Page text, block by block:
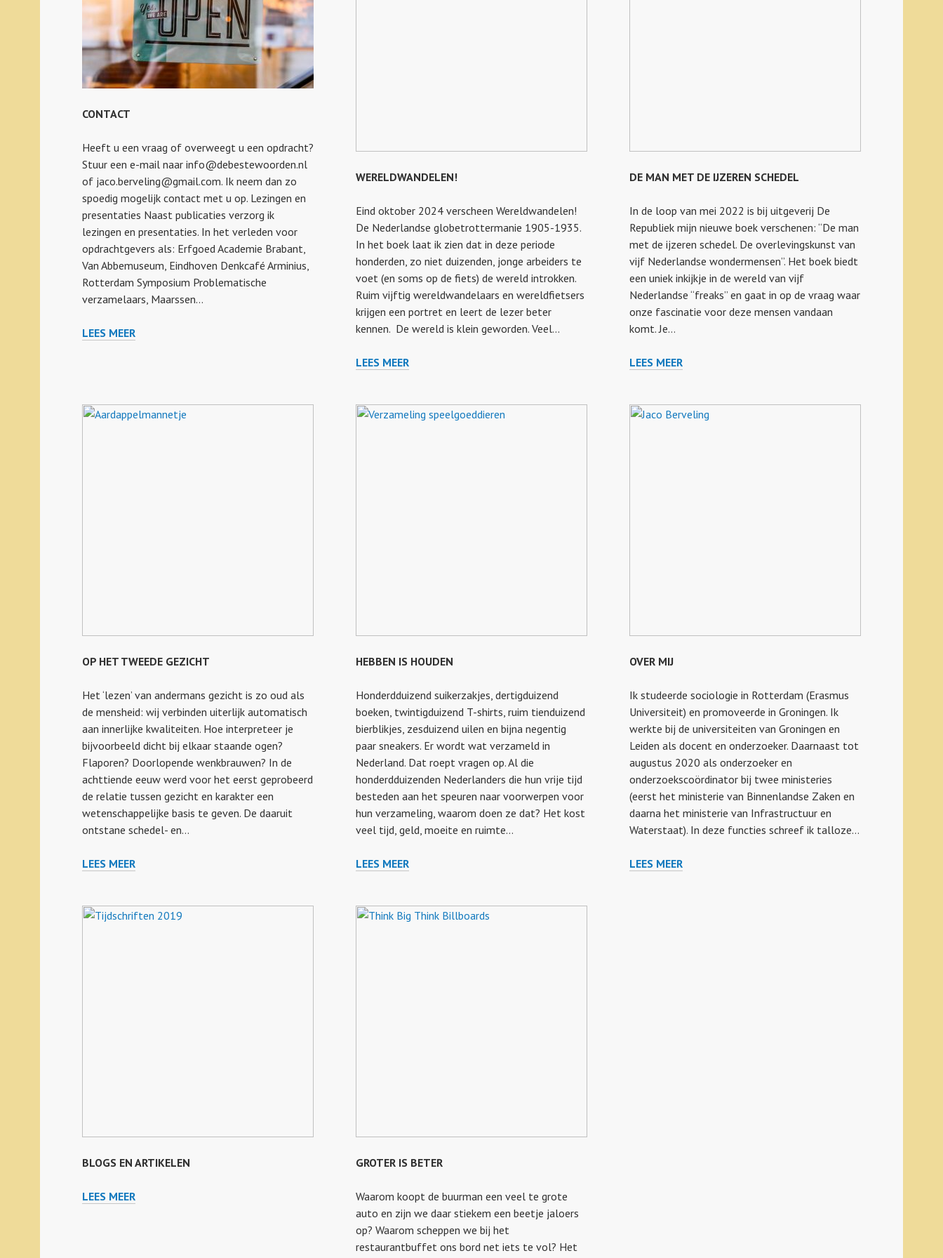
CONTACT
Heeft u een vraag of overweegt u een opdracht?
Stuur een e-mail naar info@debestewoorden.nl
of jaco.berveling@gmail.com. Ik neem dan zo
spoedig mogelijk contact met u op. Lezingen en
presentaties Naast publicaties verzorg ik
lezingen en presentaties. In het verleden voor
opdrachtgevers als: Erfgoed Academie Brabant,
Van Abbemuseum, Eindhoven Denkcafé Arminius,
Rotterdam Symposium Problematische
verzamelaars, Maarssen…
LEES MEER
WERELDWANDELEN!
Eind oktober 2024 verscheen Wereldwandelen!
De Nederlandse globetrottermanie 1905-1935.
In het boek laat ik zien dat in deze periode
honderden, zo niet duizenden, jonge arbeiders te
voet (en soms op de fiets) de wereld introkken.
Ruim vijftig wereldwandelaars en wereldfietsers
krijgen een portret en leert de lezer beter
kennen. De wereld is klein geworden. Veel…
LEES MEER
DE MAN MET DE IJZEREN SCHEDEL
In de loop van mei 2022 is bij uitgeverij De
Republiek mijn nieuwe boek verschenen: “De man
met de ijzeren schedel. De overlevingskunst van
vijf Nederlandse wondermensen”. Het boek biedt
een uniek inkijkje in de wereld van vijf
Nederlandse “freaks” en gaat in op de vraag waar
onze fascinatie voor deze mensen vandaan
komt. Je…
LEES MEER
OP HET TWEEDE GEZICHT
Het ‘lezen’ van andermans gezicht is zo oud als
de mensheid: wij verbinden uiterlijk automatisch
aan innerlijke kwaliteiten. Hoe interpreteer je
bijvoorbeeld dicht bij elkaar staande ogen?
Flaporen? Doorlopende wenkbrauwen? In de
achttiende eeuw werd voor het eerst geprobeerd
de relatie tussen gezicht en karakter een
wetenschappelijke basis te geven. De daaruit
ontstane schedel- en…
LEES MEER
HEBBEN IS HOUDEN
Honderdduizend suikerzakjes, dertigduizend
boeken, twintigduizend T-shirts, ruim tienduizend
bierblikjes, zesduizend uilen en bijna negentig
paar sneakers. Er wordt wat verzameld in
Nederland. Dat roept vragen op. Al die
honderdduizenden Nederlanders die hun vrije tijd
besteden aan het speuren naar voorwerpen voor
hun verzameling, waarom doen ze dat? Het kost
veel tijd, geld, moeite en ruimte…
LEES MEER
OVER MIJ
Ik studeerde sociologie in Rotterdam (Erasmus
Universiteit) en promoveerde in Groningen. Ik
werkte bij de universiteiten van Groningen en
Leiden als docent en onderzoeker. Daarnaast tot
augustus 2020 als onderzoeker en
onderzoekscoördinator bij twee ministeries
(eerst het ministerie van Binnenlandse Zaken en
daarna het ministerie van Infrastructuur en
Waterstaat). In deze functies schreef ik talloze…
LEES MEER
BLOGS EN ARTIKELEN
LEES MEER
GROTER IS BETER
Waarom koopt de buurman een veel te grote
auto en zijn we daar stiekem een beetje jaloers
op? Waarom scheppen we bij het
restaurantbuffet ons bord net iets te vol? Het